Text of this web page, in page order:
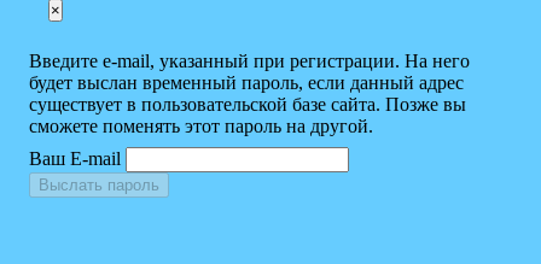
×
Введите e-mail, указанный при регистрации. На него
будет выслан временный пароль, если данный адрес
существует в пользовательской базе сайта. Позже вы
сможете поменять этот пароль на другой.
Ваш E-mail
Выслать пароль